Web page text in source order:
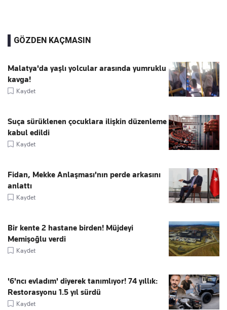
GÖZDEN KAÇMASIN
Malatya'da yaşlı yolcular arasında yumruklu
kavga!
Kaydet
Suça sürüklenen çocuklara ilişkin düzenleme
kabul edildi
Kaydet
Fidan, Mekke Anlaşması'nın perde arkasını
anlattı
Kaydet
Bir kente 2 hastane birden! Müjdeyi
Memişoğlu verdi
Kaydet
'6'ncı evladım' diyerek tanımlıyor! 74 yıllık:
Restorasyonu 1.5 yıl sürdü
Kaydet